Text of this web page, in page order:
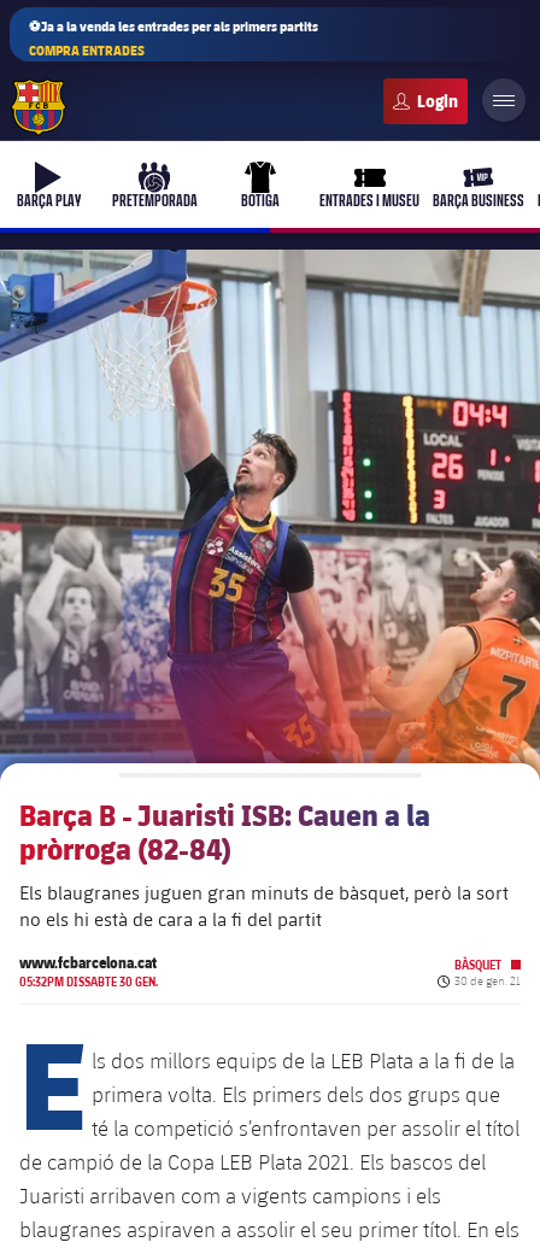
⚽Ja a la venda les entrades per als primers partits
COMPRA ENTRADES
b-play
BARÇA PLAY
culers-ball
PRETEMPORADA
uniform
BOTIGA
ticket-full
ENTRADES I MUSEU
ticket-
BARÇA BUSINESS
plusicon
més
Junta Directiva
Estructura executiva
chevron-right
label.aria.chevronright
Òrgans
chevron-right
label.aria.chevronright
Documents
Comissions i òrgans
plusicon
més
Més que un club
Masia 360
La Masia
plusicon
més
Dècada a dècada
Centre de documentació
plusicon
més
Instal·lacions
Barça B - Juaristi ISB: Cauen a la
pròrroga (82-84)
Els blaugranes juguen gran minuts de bàsquet, però la sort
no els hi està de cara a la fi del partit
www.fcbarcelona.cat
05:32PM DISSABTE 30 GEN.
BÀSQUET
Data de
30 de gen. 21
E ls dos millors equips de la LEB Plata a la fi de la
primera volta. Els primers dels dos grups que
té la competició s’enfrontaven per assolir el títol
de campió de la Copa LEB Plata 2021. Els bascos del
Juaristi arribaven com a vigents campions i els
blaugranes aspiraven a assolir el seu primer títol. En els